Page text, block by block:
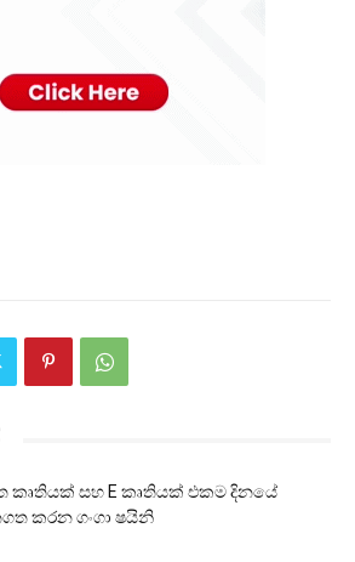
කෘතියක් සහ E කෘතියක් එකම දිනයේ
කරන ගංගා ෂයිනි